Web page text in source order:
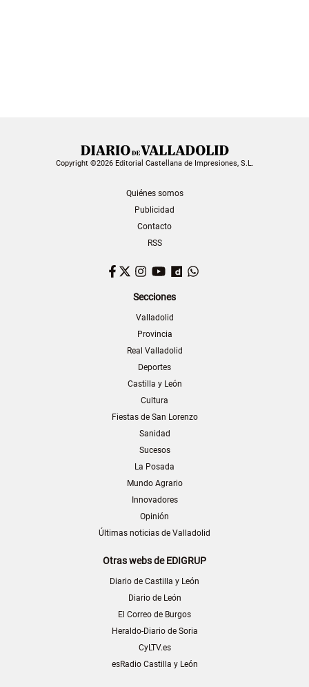
Copyright ©2026 Editorial Castellana de Impresiones, S.L.
Quiénes somos
Publicidad
Contacto
RSS
Facebook
TwitterInstagram
YouTubeDailymotion
Secciones
Valladolid
Provincia
Real Valladolid
Deportes
Castilla y León
Cultura
Fiestas de San Lorenzo
Sanidad
Sucesos
La Posada
Mundo Agrario
Innovadores
Opinión
Últimas noticias de Valladolid
Otras webs de EDIGRUP
Diario de Castilla y León
Diario de León
El Correo de Burgos
Heraldo-Diario de Soria
CyLTV.es
esRadio Castilla y León